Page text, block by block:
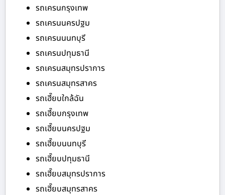
รถเครนกรุงเทพ
รถเครนนครปฐม
รถเครนนนทบุรี
รถเครนปทุมธานี
รถเครนสมุทรปราการ
รถเครนสมุทรสาคร
รถเฮี๊ยบใกล้ฉัน
รถเฮี๊ยบกรุงเทพ
รถเฮี๊ยบนครปฐม
รถเฮี๊ยบนนทบุรี
รถเฮี๊ยบปทุมธานี
รถเฮี๊ยบสมุทรปราการ
รถเฮี๊ยบสมุทรสาคร